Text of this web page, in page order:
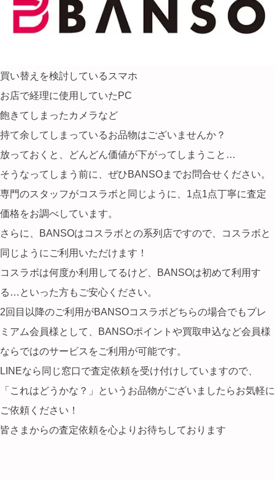
買い替えを検討しているスマホ
お店で経理に使用していたPC
飽きてしまったカメラなど
持て余してしまっているお品物はございませんか？
放っておくと、どんどん価値が下がってしまうこと…
そうなってしまう前に、ぜひBANSOまでお問合せください。
専門のスタッフがコスラボと同じように、1点1点丁寧に査定
価格をお調べしています。
さらに、BANSOはコスラボとの系列店ですので、コスラボと
同じようにご利用いただけます！
コスラボは何度か利用してるけど、BANSOは初めて利用す
る…といった方もご安心ください。
2回目以降のご利用がBANSOコスラボどちらの場合でもプレ
ミアム会員様として、BANSOポイントや買取申込など会員様
ならではのサービスをご利用が可能です。
LINEなら同じ窓口で査定依頼を受け付けしていますので、
「これはどうかな？」というお品物がございましたらお気軽に
ご依頼ください！
皆さまからの査定依頼を心よりお待ちしております